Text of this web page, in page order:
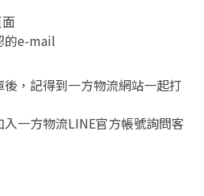
的e-mail
，記得到一方物流網站一起打
一方物流LINE官方帳號詢問客